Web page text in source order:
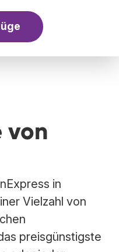
von
in
Vielzahl von
preisgünstigste